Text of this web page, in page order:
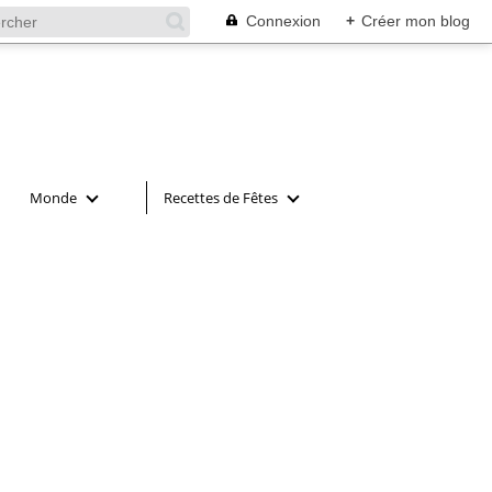
Connexion + Créer mon blog
Monde Recettes de Fêtes